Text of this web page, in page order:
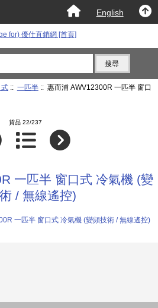
English
式:: 一匹半:: 惠而浦 AWV12300R 一匹半 窗口
貨品 22/237
一匹半 窗口式 冷氣機 (變
/ 無線遙控)